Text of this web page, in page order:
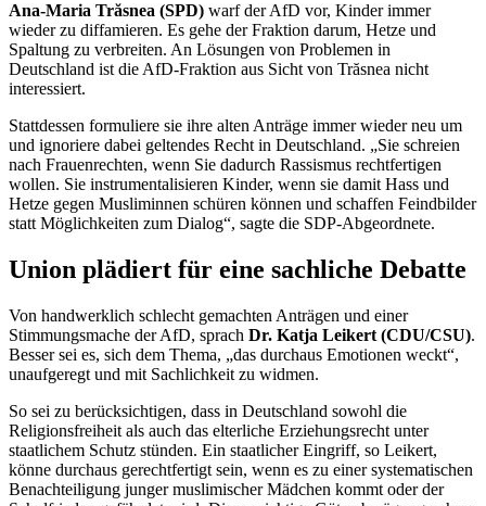
Ana-Maria Trăsnea (SPD) warf der AfD vor, Kinder immer
wieder zu diffamieren. Es gehe der Fraktion darum, Hetze und
Spaltung zu verbreiten. An Lösungen von Problemen in
Deutschland ist die AfD-Fraktion aus Sicht von Trăsnea nicht
interessiert.
Stattdessen formuliere sie ihre alten Anträge immer wieder neu um
und ignoriere dabei geltendes Recht in Deutschland. „Sie schreien
nach Frauenrechten, wenn Sie dadurch Rassismus rechtfertigen
wollen. Sie instrumentalisieren Kinder, wenn sie damit Hass und
Hetze gegen Musliminnen schüren können und schaffen Feindbilder
statt Möglichkeiten zum Dialog“, sagte die SDP-Abgeordnete.
Union plädiert für eine sachliche Debatte
Von handwerklich schlecht gemachten Anträgen und einer
Stimmungsmache der AfD, sprach Dr. Katja Leikert (CDU/CSU).
Besser sei es, sich dem Thema, „das durchaus Emotionen weckt“,
unaufgeregt und mit Sachlichkeit zu widmen.
So sei zu berücksichtigen, dass in Deutschland sowohl die
Religionsfreiheit als auch das elterliche Erziehungsrecht unter
staatlichem Schutz stünden. Ein staatlicher Eingriff, so Leikert,
könne durchaus gerechtfertigt sein, wenn es zu einer systematischen
Benachteiligung junger muslimischer Mädchen kommt oder der